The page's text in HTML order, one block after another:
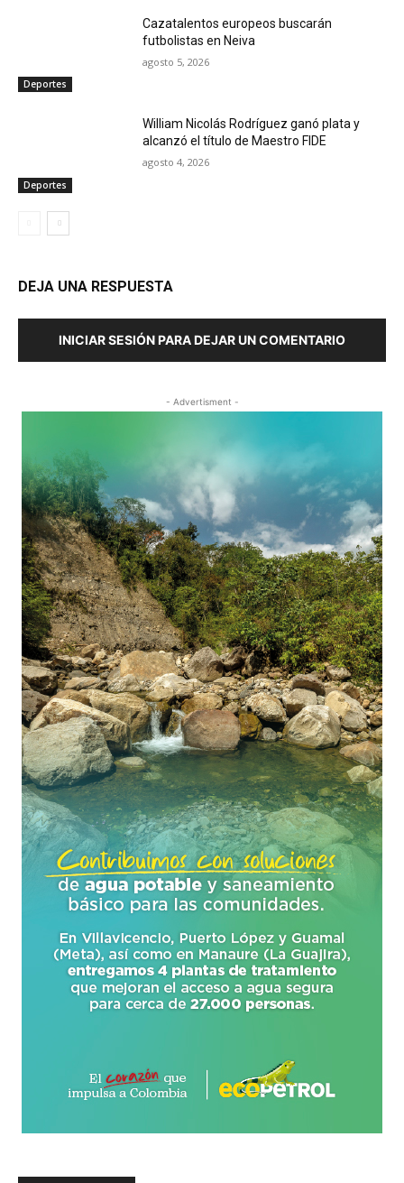
Deportes
Cazatalentos europeos buscarán
futbolistas en Neiva
agosto 5, 2026
Deportes
William Nicolás Rodríguez ganó plata y
alcanzó el título de Maestro FIDE
agosto 4, 2026
DEJA UNA RESPUESTA
INICIAR SESIÓN PARA DEJAR UN COMENTARIO
- Advertisment -